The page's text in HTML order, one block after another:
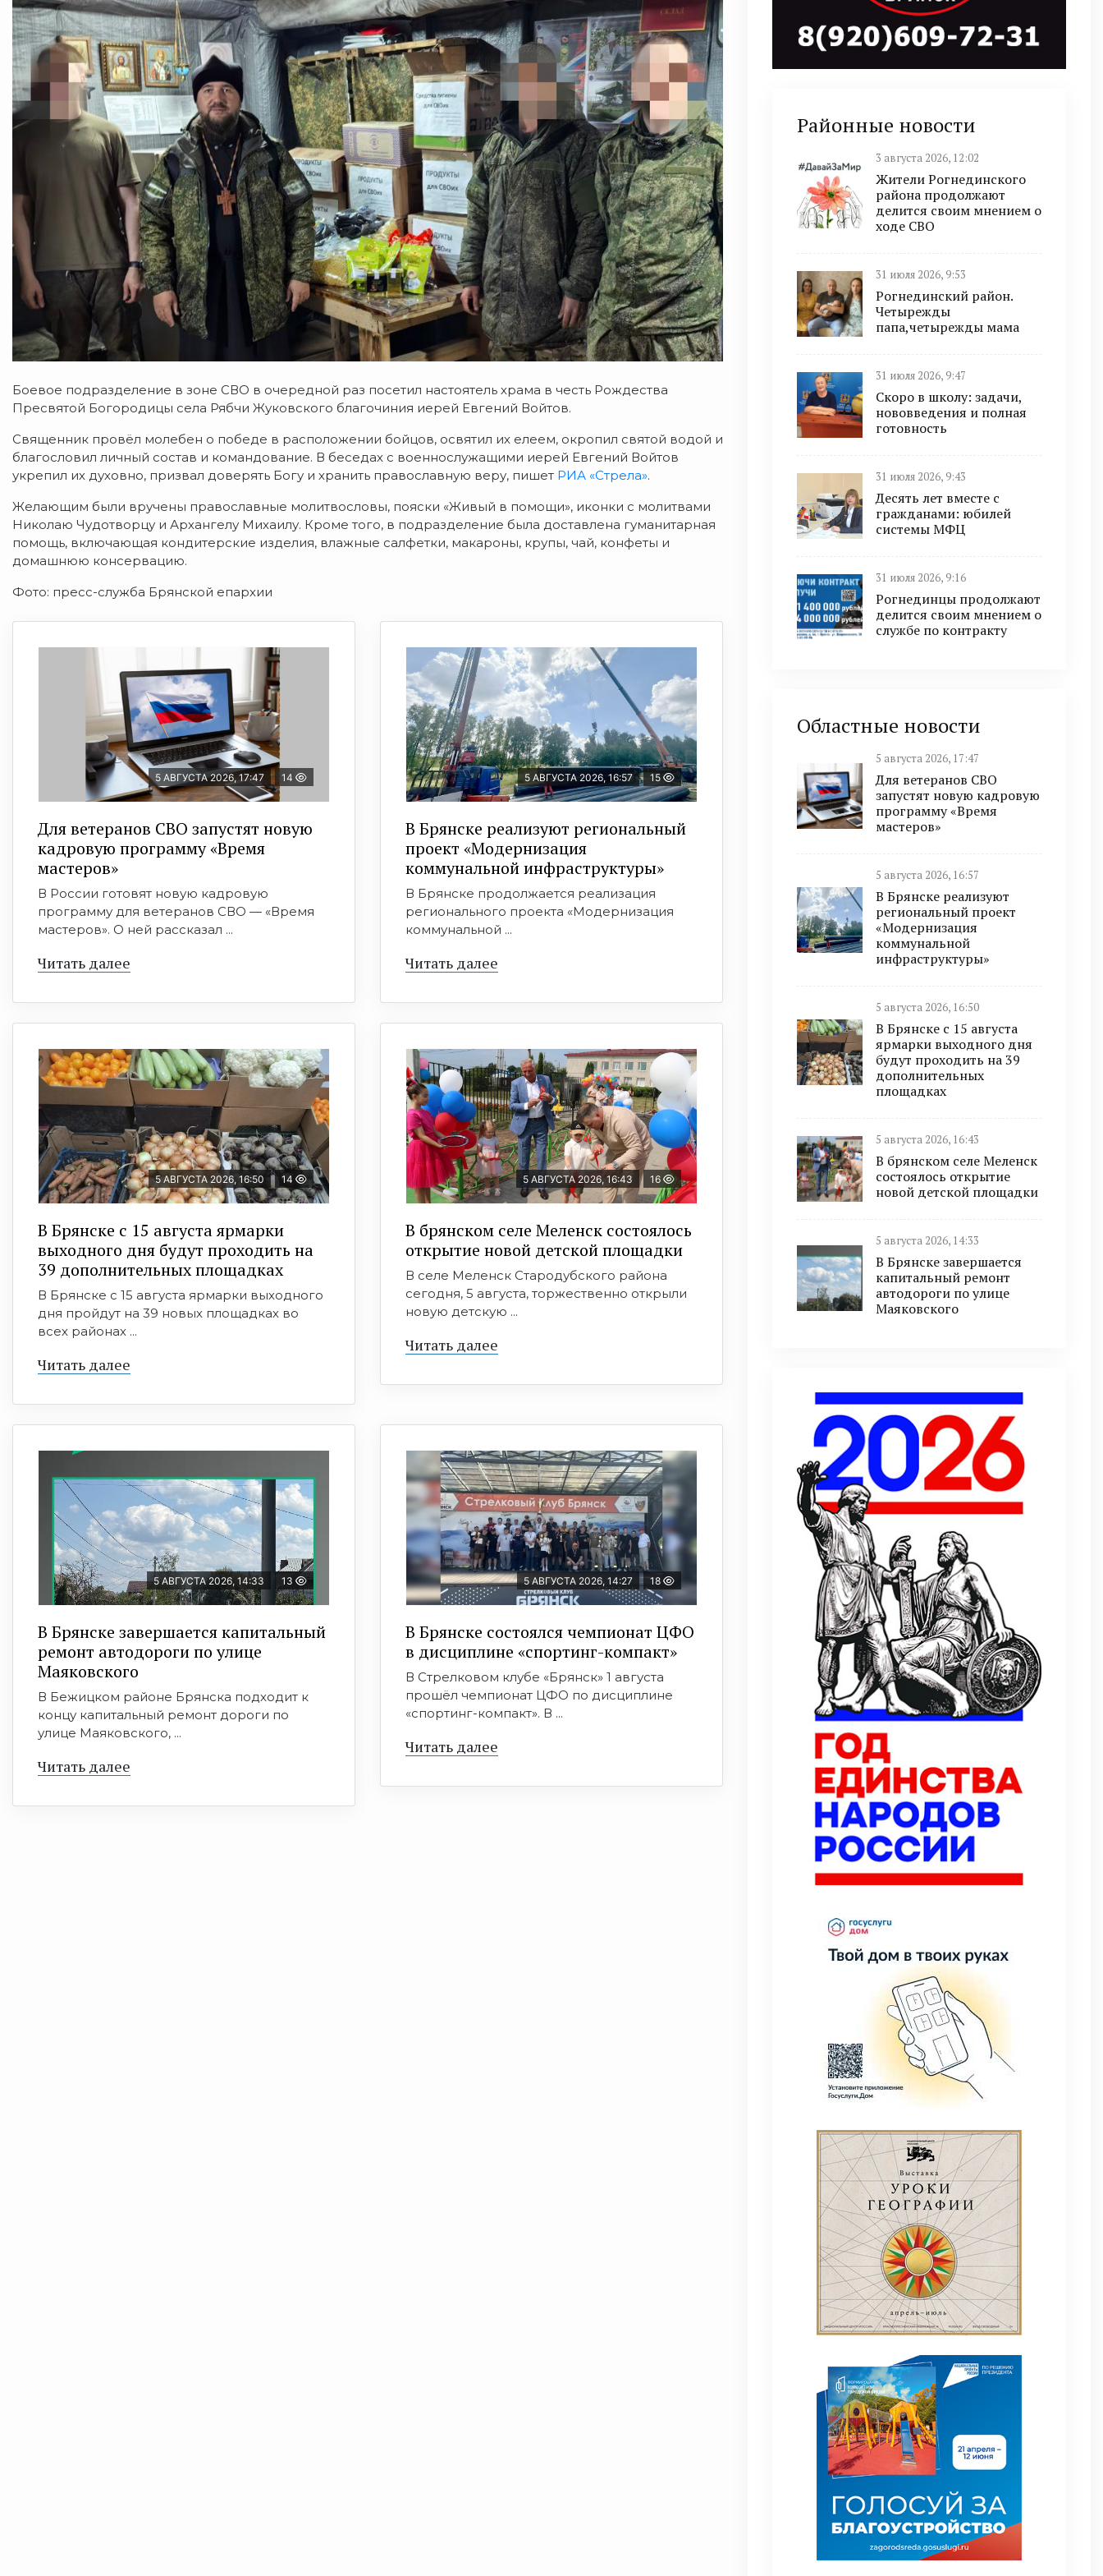
Боевое подразделение в зоне СВО в очередной раз посетил настоятель храма в честь Рождества
Пресвятой Богородицы села Рябчи Жуковского благочиния иерей Евгений Войтов.
Священник провёл молебен о победе в расположении бойцов, освятил их елеем, окропил святой водой и
благословил личный состав и командование. В беседах с военнослужащими иерей Евгений Войтов
укрепил их духовно, призвал доверять Богу и хранить православную веру, пишет РИА «Стрела».
Желающим были вручены православные молитвословы, пояски «Живый в помощи», иконки с молитвами
Николаю Чудотворцу и Архангелу Михаилу. Кроме того, в подразделение была доставлена гуманитарная
помощь, включающая кондитерские изделия, влажные салфетки, макароны, крупы, чай, конфеты и
домашнюю консервацию.
Фото: пресс-служба Брянской епархии
5 АВГУСТА 2026, 17:47 14
Для ветеранов СВО запустят новую
кадровую программу «Время
мастеров»
В России готовят новую кадровую
программу для ветеранов СВО — «Время
мастеров». О ней рассказал ...
Читать далее
5 АВГУСТА 2026, 16:57 15
В Брянске реализуют региональный
проект «Модернизация
коммунальной инфраструктуры»
В Брянске продолжается реализация
регионального проекта «Модернизация
коммунальной ...
Читать далее
5 АВГУСТА 2026, 16:50 14
В Брянске с 15 августа ярмарки
выходного дня будут проходить на
39 дополнительных площадках
В Брянске с 15 августа ярмарки выходного
дня пройдут на 39 новых площадках во
всех районах ...
Читать далее
5 АВГУСТА 2026, 16:43 16
В брянском селе Меленск состоялось
открытие новой детской площадки
В селе Меленск Стародубского района
сегодня, 5 августа, торжественно открыли
новую детскую ...
Читать далее
5 АВГУСТА 2026, 14:33 13
В Брянске завершается капитальный
ремонт автодороги по улице
Маяковского
В Бежицком районе Брянска подходит к
концу капитальный ремонт дороги по
улице Маяковского, ...
Читать далее
5 АВГУСТА 2026, 14:27 18
В Брянске состоялся чемпионат ЦФО
в дисциплине «спортинг-компакт»
В Стрелковом клубе «Брянск» 1 августа
прошёл чемпионат ЦФО по дисциплине
«спортинг-компакт». В ...
Читать далее
Районные новости
3 августа 2026, 12:02
Жители Рогнединского
района продолжают
делится своим мнением о
ходе СВО
31 июля 2026, 9:53
Рогнединский район.
Четырежды
папа,четырежды мама
31 июля 2026, 9:47
Скоро в школу: задачи,
нововведения и полная
готовность
31 июля 2026, 9:43
Десять лет вместе с
гражданами: юбилей
системы МФЦ
31 июля 2026, 9:16
Рогнединцы продолжают
делится своим мнением о
службе по контракту
Областные новости
5 августа 2026, 17:47
Для ветеранов СВО
запустят новую кадровую
программу «Время
мастеров»
5 августа 2026, 16:57
В Брянске реализуют
региональный проект
«Модернизация
коммунальной
инфраструктуры»
5 августа 2026, 16:50
В Брянске с 15 августа
ярмарки выходного дня
будут проходить на 39
дополнительных
площадках
5 августа 2026, 16:43
В брянском селе Меленск
состоялось открытие
новой детской площадки
5 августа 2026, 14:33
В Брянске завершается
капитальный ремонт
автодороги по улице
Маяковского